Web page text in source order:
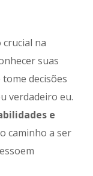
na
suas
decisões
verdadeiro eu.
e
caminho a ser